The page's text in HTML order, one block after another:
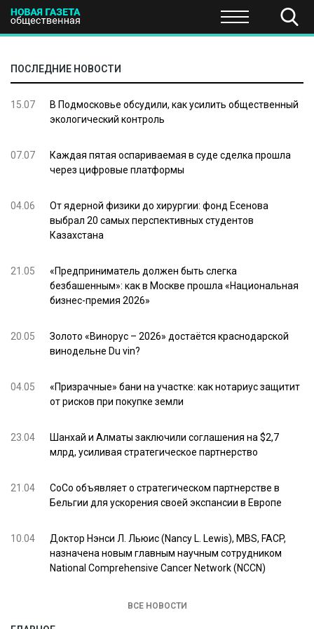
ПОЛИТИКА ЭКОНОМИКА НАУКА И
ПОСЛЕДНИЕ НОВОСТИ
15.07
В Подмосковье обсудили, как усилить общественный
экологический контроль
07.07
Каждая пятая оспариваемая в суде сделка прошла
через цифровые платформы
04.06
От ядерной физики до хирургии: фонд Есенова
выбрал 20 самых перспективных студентов
Казахстана
21.05
«Предприниматель должен быть слегка
безбашенным»: как в Москве прошла «Национальная
бизнес-премия 2026»
20.05
Золото «Винорус – 2026» достаётся краснодарской
винодельне Du vin?
04.05
«Призрачные» бани на участке: как нотариус защитит
от рисков при покупке земли
23.04
Шанхай и Алматы заключили соглашения на $2,7
млрд, усиливая стратегическое партнерство
21.04
CoCo объявляет о стратегическом партнерстве в
Бельгии для ускорения своей экспансии в Европе
10.04
Доктор Нэнси Л. Льюис (Nancy L. Lewis), MBS, FACP,
назначена новым главным научным сотрудником
National Comprehensive Cancer Network (NCCN)
ВСЕ НОВОСТИ